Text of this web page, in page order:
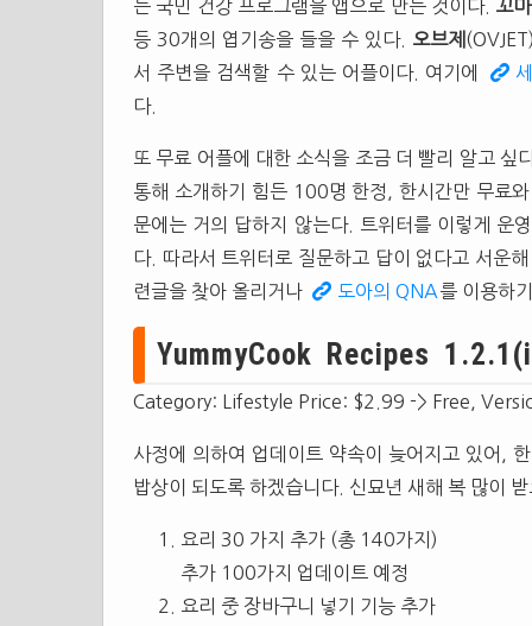
는 국민 건강 프로그램을 앱으로 만든 것이다. 꼬
등 30개의 엽기송을 들을 수 있다. 오브제
서 주변을 검색할 수 있는 어플이다. 여기에
다.
또 무료 어플에 대한 소식을 조금 더 빨리 알고 싶
통해 소개하기 힘든 100명 한정, 한시간만 무료
문에는 거의 답하지 않는다. 트위터를 이렇게 운
다. 따라서 트위터로 질문하고 답이 없다고 서운
련글을 찾아 올리거나
도아의 QNA를 이용하
YummyCook Recipes
Category: Lifestyle Price: $2.99 -> Free,
사정에 의하여 업데이트 약속이 늦어지고 있어,
밥상이 되도록 하겠습니다. 신묘년 새해 복 많이
요리 30 가지 추가 (총 140가지)
추가 100가지 업데이트 예정
요리 중 장바구니 넣기 기능 추가